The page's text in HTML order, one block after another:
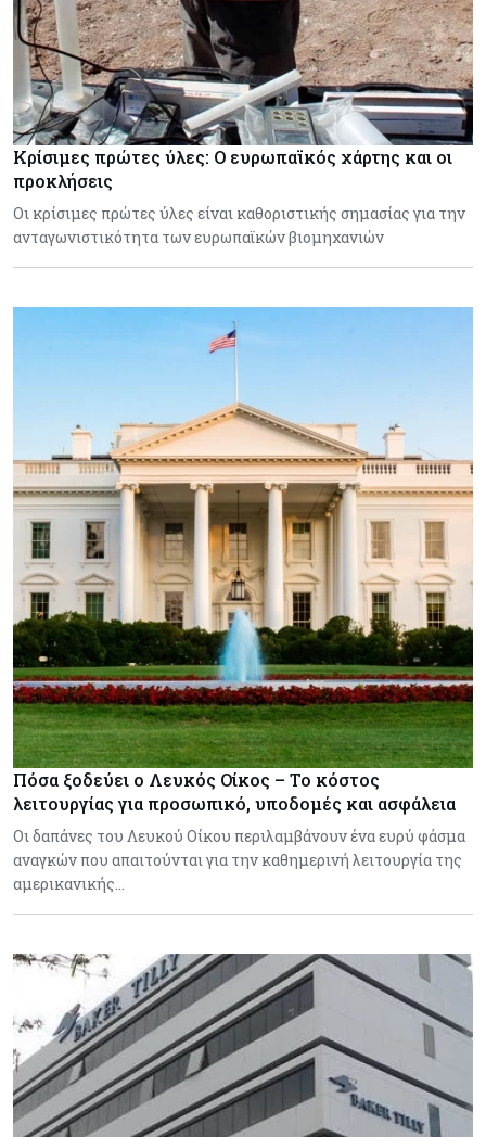
Κρίσιμες πρώτες ύλες: Ο ευρωπαϊκός χάρτης και οι
προκλήσεις
Οι κρίσιμες πρώτες ύλες είναι καθοριστικής σημασίας για την
ανταγωνιστικότητα των ευρωπαϊκών βιομηχανιών
Πόσα ξοδεύει ο Λευκός Οίκος – Το κόστος
λειτουργίας για προσωπικό, υποδομές και ασφάλεια
Οι δαπάνες του Λευκού Οίκου περιλαμβάνουν ένα ευρύ φάσμα
αναγκών που απαιτούνται για την καθημερινή λειτουργία της
αμερικανικής…